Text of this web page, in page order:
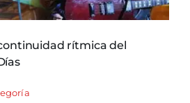
rítmica del